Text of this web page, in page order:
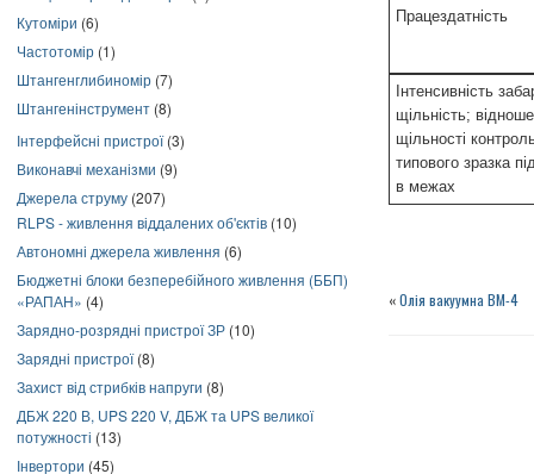
Кутоміри (6)
Частотомір (1)
Штангенглибиномір (7)
Штангенінструмент (8)
Інтерфейсні пристрої(3)
Виконавчі механізми (9)
Джерела струму (207)
RLPS - живлення віддалених об'єктів (10)
Автономні джерела живлення (6)
Бюджетні блоки безперебійного живлення (ББП)
«РАПАН» (4)
Зарядно-розрядні пристрої ЗР (10)
Зарядні пристрої(8)
Захист від стрибків напруги (8)
ДБЖ 220 В, UPS 220 V, ДБЖ та UPS великої
потужності (13)
Інвертори (45)
Працездатність
Інтенсивність
щільність;
щільності
типового зразка
в межах
«Олія вакуумна ВМ-4